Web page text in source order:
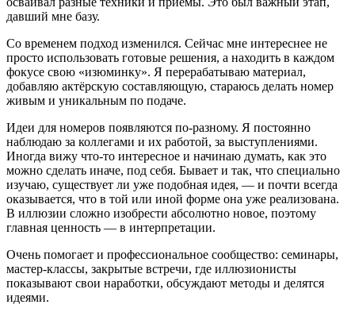
давший мне базу.
Со временем подход изменился. Сейчас мне интереснее не
просто использовать готовые решения, а находить в каждом
фокусе свою «изюминку». Я перерабатываю материал,
добавляю актёрскую составляющую, стараюсь делать номер
живым и уникальным по подаче.
Идеи для номеров появляются по-разному. Я постоянно
наблюдаю за коллегами и их работой, за выступлениями.
Иногда вижу что-то интересное и начинаю думать, как это
можно сделать иначе, под себя. Бывает и так, что специально
изучаю, существует ли уже подобная идея, — и почти всегда
оказывается, что в той или иной форме она уже реализована.
В иллюзии сложно изобрести абсолютно новое, поэтому
главная ценность — в интерпретации.
Очень помогает и профессиональное сообщество: семинары,
мастер-классы, закрытые встречи, где иллюзионисты
показывают свои наработки, обсуждают методы и делятся
идеями.